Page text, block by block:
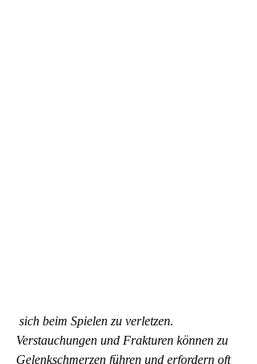
Verstauchungen und Frakturen können zu
Gelenkschmerzen führen und erfordern oft